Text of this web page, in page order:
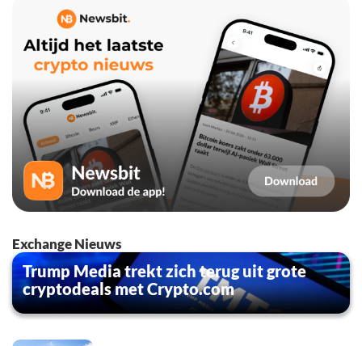
Exchange Nieuws
Trump Media trekt zich terug uit grote
cryptodeals met Crypto.com